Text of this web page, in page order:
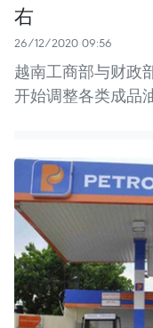
右
26/12/2020 09:56
越南工商部与财政
开始调整各类成品